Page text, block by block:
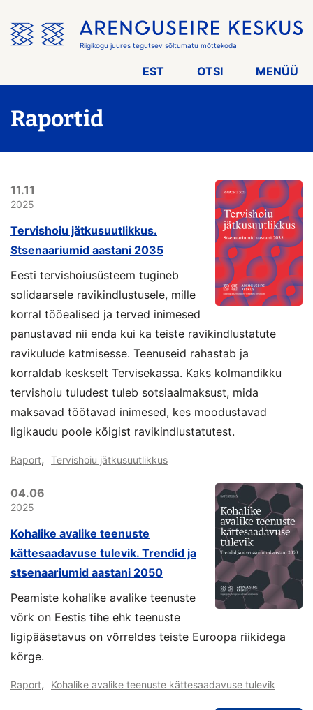
menüü
vahele
Riigikogu juures tegutsev sõltumatu mõttekoda
EST OTSI MENÜÜ
Raportid
11.11
2025
Tervishoiu jätkusuutlikkus.
Stsenaariumid aastani 2035
Eesti tervishoiusüsteem tugineb
solidaarsele ravikindlustusele, mille
korral tööealised ja terved inimesed
panustavad nii enda kui ka teiste ravikindlustatute
ravikulude katmisesse. Teenuseid rahastab ja
korraldab keskselt Tervisekassa. Kaks kolmandikku
tervishoiu tuludest tuleb sotsiaalmaksust, mida
maksavad töötavad inimesed, kes moodustavad
ligikaudu poole kõigist ravikindlustatutest.
Raport, Tervishoiu jätkusuutlikkus
04.06
2025
Kohalike avalike teenuste
kättesaadavuse tulevik. Trendid ja
stsenaariumid aastani 2050
Peamiste kohalike avalike teenuste
võrk on Eestis tihe ehk teenuste
ligipääsetavus on võrreldes teiste Euroopa riikidega
kõrge.
Raport, Kohalike avalike teenuste kättesaadavuse tulevik